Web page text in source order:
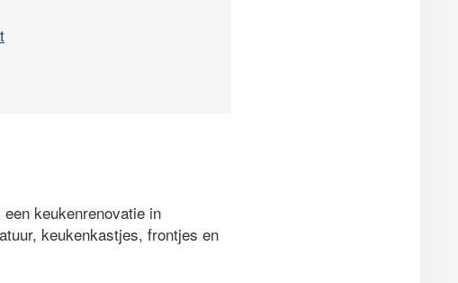
keukenrenovatie in
keukenkastjes, frontjes en